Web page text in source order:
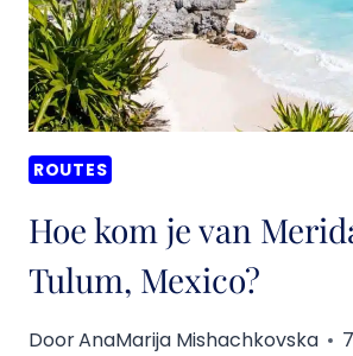
NAAR
PALENQUE
RUÏNES,
MEXICO
KOMT
ROUTES
Hoe kom je van
Tulum, Mexico?
DoorAnaMarija Mishachkovska